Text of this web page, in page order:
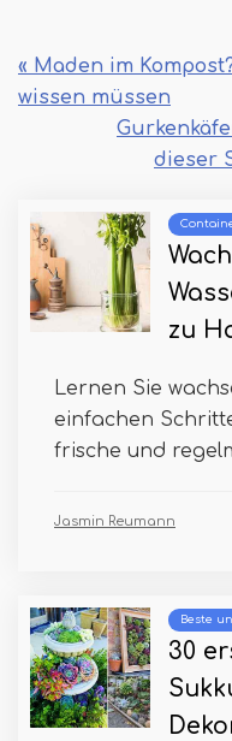
« Maden im
wissen müssen
dieser
zu
Lernen Sie
einfachen
frische und
Jasmin Reumann
Beste
30